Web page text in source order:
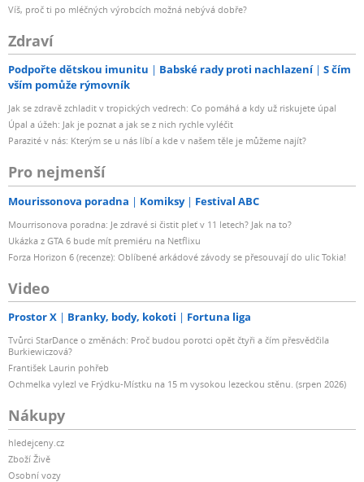
Víš, proč ti po mléčných výrobcích možná nebývá dobře?
Zdraví
Podpořte dětskou imunitu Babské rady proti nachlazení
S čím
vším pomůže rýmovník
Jak se zdravě zchladit v tropických vedrech: Co pomáhá a kdy už riskujete úpal
Úpal a úžeh: Jak je poznat a jak se z nich rychle vyléčit
Parazité v nás: Kterým se u nás líbí a kde v našem těle je můžeme najít?
Pro nejmenší
Mourissonova poradna Komiksy Festival ABC
Mourrisonova poradna: Je zdravé si čistit pleť v 11 letech? Jak na to?
Ukázka z GTA 6 bude mít premiéru na Netflixu
Forza Horizon 6 (recenze): Oblíbené arkádové závody se přesouvají do ulic Tokia!
Video
Prostor X Branky, body, kokoti Fortuna liga
Tvůrci StarDance o změnách: Proč budou porotci opět čtyři a čím přesvědčila
Burkiewiczová?
František Laurin pohřeb
Ochmelka vylezl ve Frýdku-Místku na 15 m vysokou lezeckou stěnu. (srpen 2026)
Nákupy
hledejceny.cz
Zboží Živě
Osobní vozy